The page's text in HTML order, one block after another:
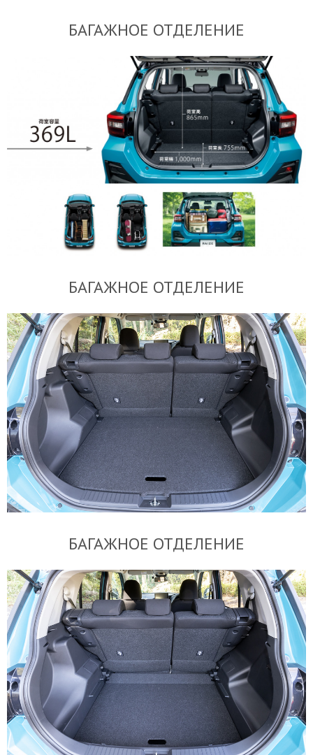
БАГАЖНОЕ ОТДЕЛЕНИЕ
БАГАЖНОЕ ОТДЕЛЕНИЕ
БАГАЖНОЕ ОТДЕЛЕНИЕ